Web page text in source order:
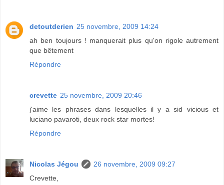
detoutderien 25 novembre, 2009 14:24
ah ben toujours ! manquerait plus qu'on rigole autrement
que bêtement
Répondre
crevette 25 novembre, 2009 20:46
j'aime les phrases dans lesquelles il y a sid vicious et
luciano pavaroti, deux rock star mortes!
Répondre
Nicolas Jégou
26 novembre, 2009 09:27
Crevette,